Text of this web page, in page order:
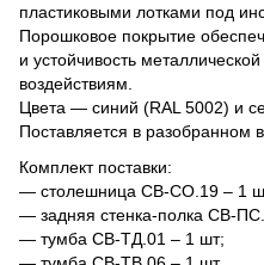
пластиковыми лотками под
Порошковое покрытие
и устойчивость
воздействиям.
Цвета — синий (RAL 5002) и
Поставляется в разобранном
Комплект поставки:
— столешница СВ-СО.19 – 1
— задняя стенка-полка СВ-
— тумба СВ-ТД.01 – 1 шт;